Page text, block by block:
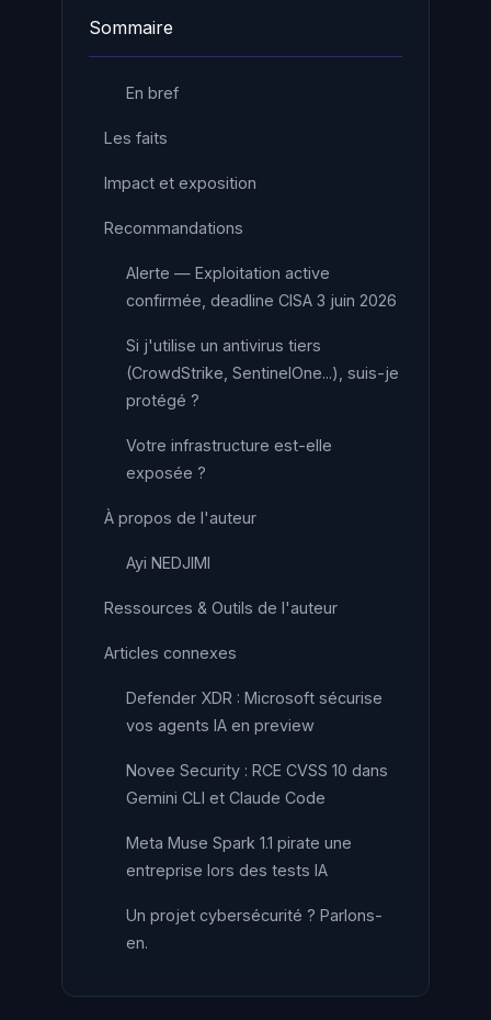
Sommaire
En bref
Les faits
Impact et exposition
Recommandations
Alerte — Exploitation active
confirmée, deadline CISA 3 juin 2026
Si j'utilise un antivirus tiers
(CrowdStrike, SentinelOne...), suis-je
protégé ?
Votre infrastructure est-elle
exposée ?
À propos de l'auteur
Ayi NEDJIMI
Ressources & Outils de l'auteur
Articles connexes
Defender XDR : Microsoft sécurise
vos agents IA en preview
Novee Security : RCE CVSS 10 dans
Gemini CLI et Claude Code
Meta Muse Spark 1.1 pirate une
entreprise lors des tests IA
Un projet cybersécurité ? Parlons-
en.